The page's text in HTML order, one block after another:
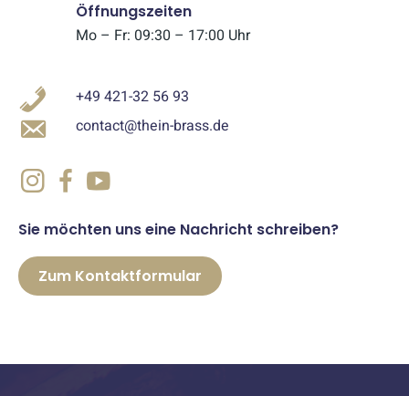
Öffnungszeiten
Mo – Fr: 09:30 – 17:00 Uhr
+49 421-32 56 93
contact@thein-brass.de
Sie möchten uns eine Nachricht schreiben?
Zum Kontaktformular